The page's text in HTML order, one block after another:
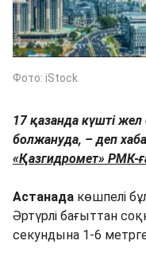
Фото: iStock
17 қазанда күшті
болжануда, – деп
«Қазгидромет» РМК-
Астанада көшпелі
Әртүрлі бағыттан
секундына 1-6